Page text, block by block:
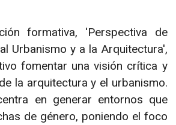
formativa, 'Perspectiva de
Urbanismo y a la Arquitectura',
fomentar una visión crítica y
la arquitectura y el urbanismo.
en generar entornos que
de género, poniendo el foco